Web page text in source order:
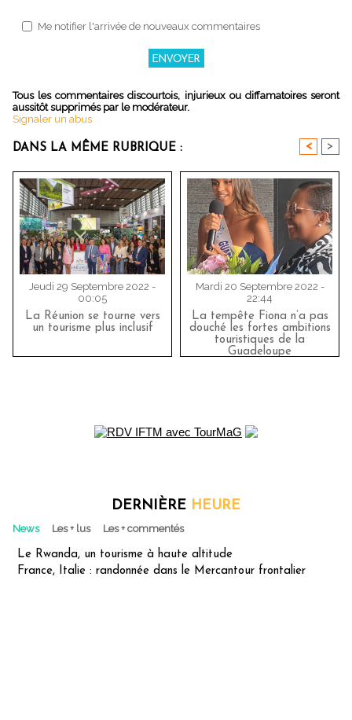
Me notifier l'arrivée de nouveaux commentaires
Tous les commentaires discourtois, injurieux ou diffamatoires seront
aussitôt supprimés par le modérateur.
Signaler un abus
DANS LA MÊME RUBRIQUE : < >
Jeudi 29 Septembre 2022 -
00:05
La Réunion se tourne vers
un tourisme plus inclusif
Mardi 20 Septembre 2022 -
22:44
La tempête Fiona n’a pas
douché les fortes ambitions
touristiques de la
Guadeloupe
DERNIÈRE HEURE
News Les + lus Les + commentés
Le Rwanda, un tourisme à haute altitude
France, Italie : randonnée dans le Mercantour frontalier